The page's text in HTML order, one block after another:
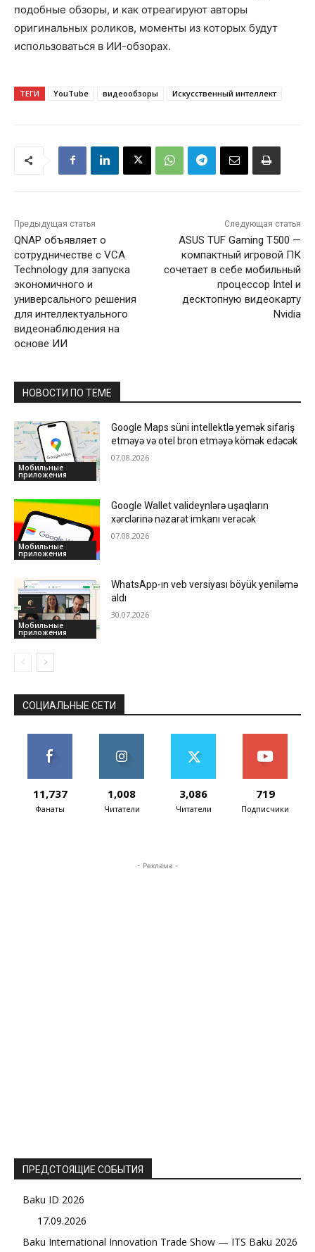
подобные обзоры, и как отреагируют авторы
оригинальных роликов, моменты из которых будут
использоваться в ИИ-обзорах.
ТЕГИ YouTube видеообзоры Искусственный интеллект
Предыдущая статья
QNAP объявляет о
сотрудничестве с VCA
Technology для запуска
экономичного и
универсального решения
для интеллектуального
видеонаблюдения на
основе ИИ
Следующая статья
ASUS TUF Gaming T500 —
компактный игровой ПК
сочетает в себе мобильный
процессор Intel и
десктопную видеокарту
Nvidia
НОВОСТИ ПО ТЕМЕ
Мобильные
приложения
Google Maps süni intellektlə yemək sifariş
etməyə və otel bron etməyə kömək edəcək
07.08.2026
Мобильные
приложения
Google Wallet valideynlərə uşaqların
xərclərinə nəzarət imkanı verəcək
07.08.2026
Мобильные
приложения
WhatsApp-ın veb versiyası böyük yeniləmə
aldı
30.07.2026
СОЦИАЛЬНЫЕ СЕТИ
11,737
Фанаты
1,008
Читатели
3,086
Читатели
719
Подписчики
- Реклама -
ПРЕДСТОЯЩИЕ СОБЫТИЯ
Baku ID 2026
17.09.2026
Baku International Innovation Trade Show — ITS Baku 2026